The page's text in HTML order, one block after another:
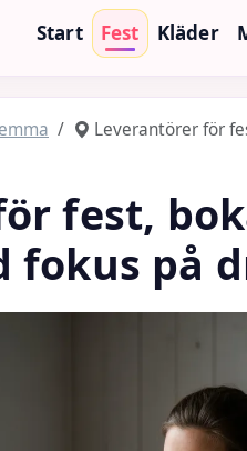
Start Fest Kläder
Leverantörer för
fest,
fokus på